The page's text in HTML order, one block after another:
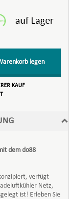
legen
KAUF
dem do88
verfügt
Netz,
ist! Erleben Sie